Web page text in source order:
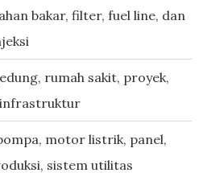
bakar, filter, fuel line, dan
rumah sakit, proyek,
motor listrik, panel,
sistem utilitas